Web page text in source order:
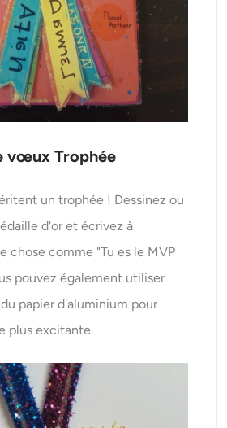
vœux Trophée
un trophée ! Dessinez ou
d'or et écrivez à
chose comme "Tu es le MVP
pouvez également utiliser
papier d'aluminium pour
plus excitante.